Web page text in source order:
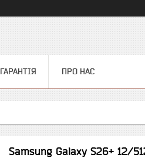
ГАРАНТІЯ ПРО НАС
Samsung Galaxy S26+ 12/